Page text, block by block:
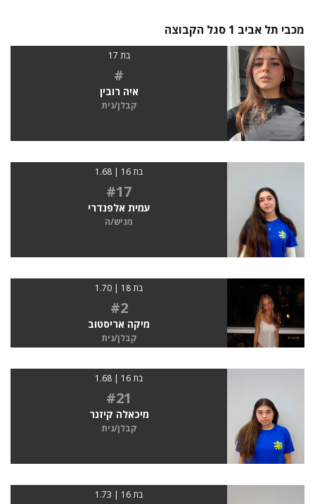
מכבי תל אביב 1 סגל הקבוצה
בת 17
#
איה רובין
קבלן/נית
בת 16 | 1.68
#17
עמית אלפנדרי
מגיש/ה
בת 18 | 1.70
#2
מיקה אריסטוב
קבלן/נית
בת 16 | 1.68
#21
מיכאלה קיזנר
קבלן/נית
בת 16 | 1.73